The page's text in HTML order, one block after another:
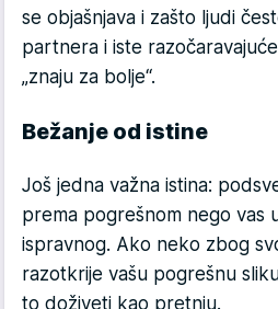
se objašnjava i zašto ljudi
partnera i iste
„znaju za bolje“.
Bežanje od istine
Još jedna važna istina:
prema pogrešnom nego vas
ispravnog. Ako neko zbog
razotkrije vašu pogreš­nu
to doživeti kao pretnju.